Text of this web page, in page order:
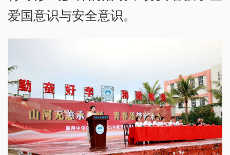
爱国意识与安全意识。